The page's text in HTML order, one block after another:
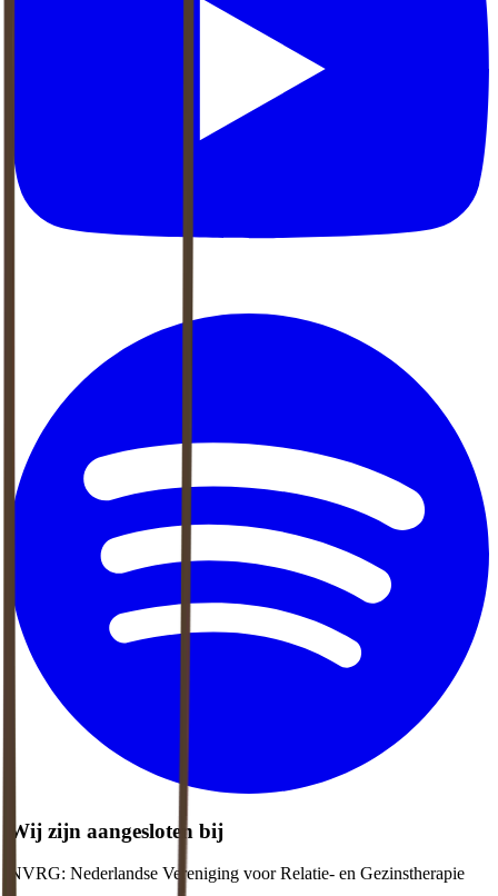
Wij zijn aangesloten bij
NVRG: Nederlandse Vereniging voor Relatie- en Gezinstherapie